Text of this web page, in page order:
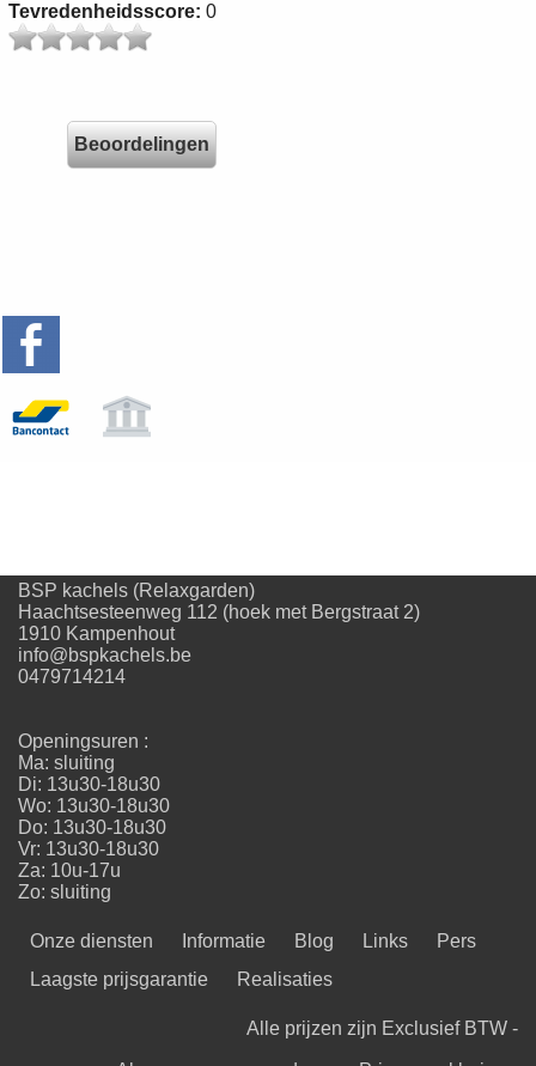
Tevredenheidsscore: 0
Beoordelingen
BSP kachels (Relaxgarden)
Haachtsesteenweg 112 (hoek met Bergstraat 2)
1910 Kampenhout
info@bspkachels.be
0479714214
Openingsuren :
Ma: sluiting
Di: 13u30-18u30
Wo: 13u30-18u30
Do: 13u30-18u30
Vr: 13u30-18u30
Za: 10u-17u
Zo: sluiting
Onze diensten Informatie Blog Links
Pers
Laagste prijsgarantie
Realisaties
Alle prijzen zijn Exclusief BTW -